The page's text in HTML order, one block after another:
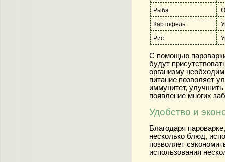
Рыба
Картофель
Рис
С помощью
будут
организму
питание позволяет
иммунитет,
появление многих
Удобство и
Благодаря
несколько блюд,
позволяет
использования